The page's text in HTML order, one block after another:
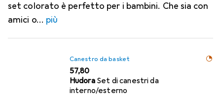
set colorato è perfetto per i bambini. Che sia con
amici o
più
Canestro da basket
EUR
57,80
Hudora Set di canestri da
interno/esterno